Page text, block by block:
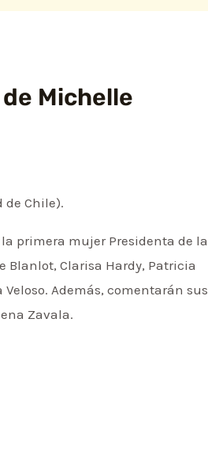
Michelle
de Chile).
primera mujer Presidenta de la
Blanlot, Clarisa Hardy, Patricia
Además, comentarán sus
Zavala.